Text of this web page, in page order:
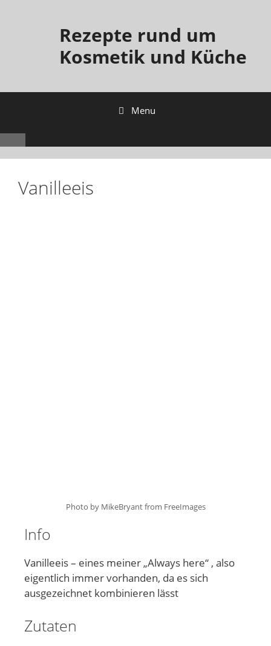
Rezepte rund um
Kosmetik und Küche
Menu
Vanilleeis
Photo by MikeBryant from FreeImages
Info
Vanilleeis – eines meiner „Always here“ , also
eigentlich immer vorhanden, da es sich
ausgezeichnet kombinieren lässt
Zutaten